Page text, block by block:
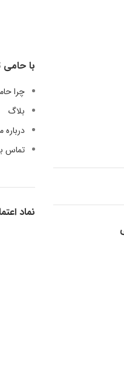
با حامی
چرا
بلاگ
تماس
نماد